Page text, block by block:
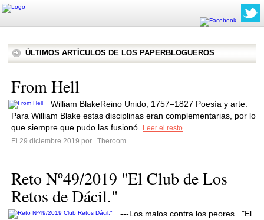
ÚLTIMOS ARTÍCULOS DE LOS PAPERBLOGUEROS
From Hell
William BlakeReino Unido, 1757–1827 Poesía y arte.
Para William Blake estas disciplinas eran complementarias, por lo
que siempre que pudo las fusionó.
Leer el resto
El 29 diciembre 2019 por
Theroom
Reto Nº49/2019 "El Club de Los
Retos de Dácil."
---Los malos contra los peores..."El